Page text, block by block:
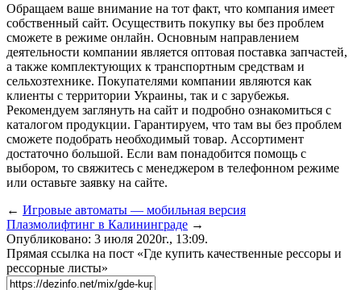
Обращаем ваше внимание на тот факт, что компания имеет
собственный сайт. Осуществить покупку вы без проблем
сможете в режиме онлайн. Основным направлением
деятельности компании является оптовая поставка запчастей,
а также комплектующих к транспортным средствам и
сельхозтехнике. Покупателями компании являются как
клиенты с территории Украины, так и с зарубежья.
Рекомендуем заглянуть на сайт и подробно ознакомиться с
каталогом продукции. Гарантируем, что там вы без проблем
сможете подобрать необходимый товар. Ассортимент
достаточно большой. Если вам понадобится помощь с
выбором, то свяжитесь с менеджером в телефонном режиме
или оставьте заявку на сайте.
← Игровые автоматы — мобильная версия
Плазмолифтинг в Калининграде →
Опубликовано: 3 июля 2020г., 13:09.
Прямая ссылка на пост «Где купить качественные рессоры и
рессорные листы»